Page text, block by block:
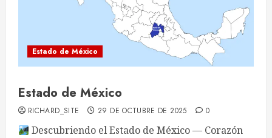
Estado de México
Estado de México
RICHARD_SITE 29 DE OCTUBRE DE 2025 0
Descubriendo el Estado de México — Corazón